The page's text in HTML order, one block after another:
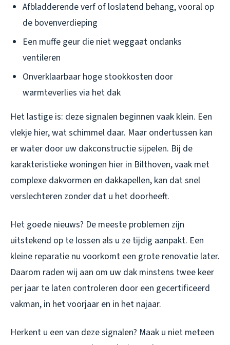
Afbladderende verf of loslatend behang, vooral op
de bovenverdieping
Een muffe geur die niet weggaat ondanks
ventileren
Onverklaarbaar hoge stookkosten door
warmteverlies via het dak
Het lastige is: deze signalen beginnen vaak klein. Een
vlekje hier, wat schimmel daar. Maar ondertussen kan
er water door uw dakconstructie sijpelen. Bij de
karakteristieke woningen hier in Bilthoven, vaak met
complexe dakvormen en dakkapellen, kan dat snel
verslechteren zonder dat u het doorheeft.
Het goede nieuws? De meeste problemen zijn
uitstekend op te lossen als u ze tijdig aanpakt. Een
kleine reparatie nu voorkomt een grote renovatie later.
Daarom raden wij aan om uw dak minstens twee keer
per jaar te laten controleren door een gecertificeerd
vakman, in het voorjaar en in het najaar.
Herkent u een van deze signalen? Maak u niet meteen